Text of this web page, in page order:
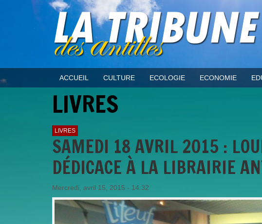
ACCUEIL CULTURE ECOLOGIE ECONOMIE
LIVRES
LIVRES
SAMEDI 18 AVRIL 2015 :
DÉDICACE À LA LIBRAIRIE
Mercredi, avril 15, 2015 - 14:32